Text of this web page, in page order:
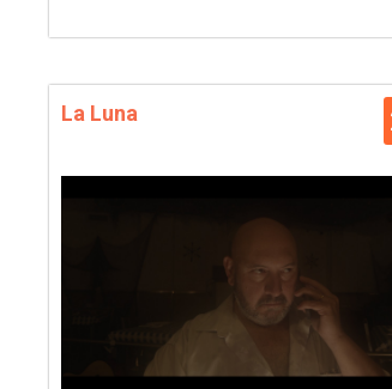
La Luna